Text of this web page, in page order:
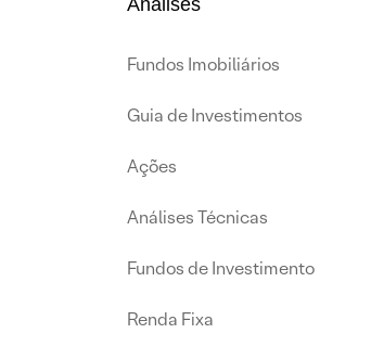
Análises
Fundos Imobiliários
Guia de Investimentos
Ações
Análises Técnicas
Fundos de Investimento
Renda Fixa